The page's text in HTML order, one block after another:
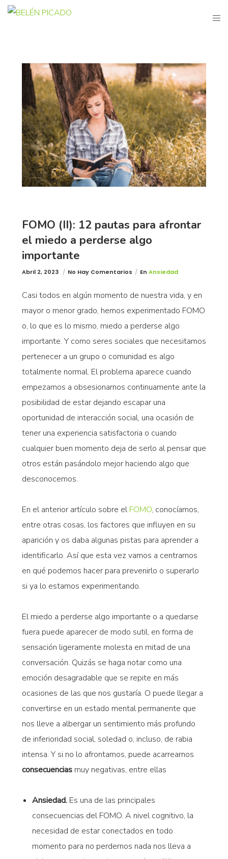
FOMO (II): 12 pautas para afrontar
el miedo a perderse algo
importante
Abril 2, 2023 No Hay Comentarios En Ansiedad
Casi todos en algún momento de nuestra vida, y en
mayor o menor grado, hemos experimentado FOMO
o, lo que es lo mismo, miedo a perderse algo
importante. Y como seres sociales que necesitamos
pertenecer a un grupo o comunidad es algo
totalmente normal. El problema aparece cuando
empezamos a obsesionarnos continuamente ante la
posibilidad de estar dejando escapar una
oportunidad de interacción social, una ocasión de
tener una experiencia satisfactoria o cuando
cualquier buen momento deja de serlo al pensar que
otros están pasándolo mejor haciendo algo que
desconocemos.
En el anterior artículo sobre elFOMO, conocíamos,
entre otras cosas, los factores que influyen en su
aparición y os daba algunas pistas para aprender a
identificarlo. Así que esta vez vamos a centrarnos
en qué podemos hacer para prevenirlo o superarlo
si ya lo estamos experimentando.
El miedo a perderse algo importante o a quedarse
fuera puede aparecer de modo sutil, en forma de
sensación ligeramente molesta en mitad de una
conversación. Quizás se haga notar como una
emoción desagradable que se repite en más
ocasiones de las que nos gustaría. O puede llegar a
convertirse en un estado mental permanente que
nos lleve a albergar un sentimiento más profundo
de inferioridad social, soledad o, incluso, de rabia
intensa. Y si no lo afrontamos, puede acarrearnos
consecuenciasmuy negativas, entre ellas
Ansiedad.Es una de las principales
consecuencias del FOMO. A nivel cognitivo, la
necesidad de estar conectados en todo
momento para no perdernos nada nos lleva a